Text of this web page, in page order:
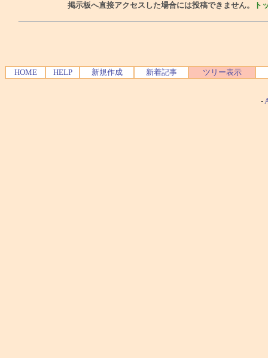
掲示板へ直接アクセスした場合には投稿できません。 ト
HOME HELP 新規作成 新着記事 ツリー表示
-